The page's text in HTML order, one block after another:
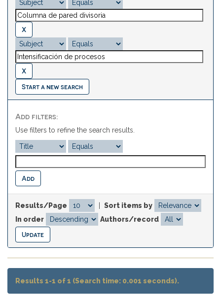
Start a new search
Add filters:
Use filters to refine the search results.
Results/Page
Sort items by
In order
Authors/record
Results 1-1 of 1 (Search time: 0.001 seconds).